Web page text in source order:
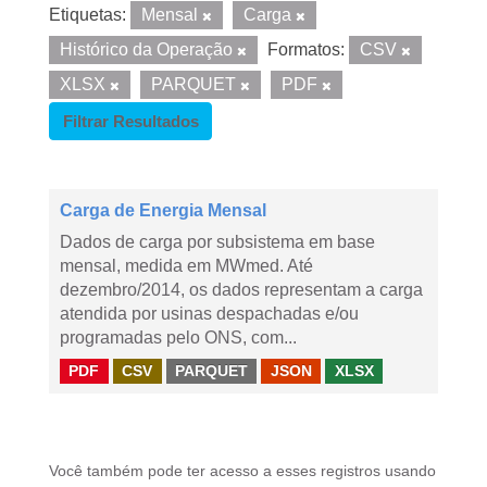
Etiquetas: Mensal
Carga
Histórico da Operação
Formatos:
CSV
XLSX
PARQUET
PDF
Filtrar Resultados
Carga de Energia Mensal
Dados de carga por subsistema em base
mensal, medida em MWmed. Até
dezembro/2014, os dados representam a carga
atendida por usinas despachadas e/ou
programadas pelo ONS, com...
PDF CSV PARQUET JSON XLSX
Você também pode ter acesso a esses registros usando